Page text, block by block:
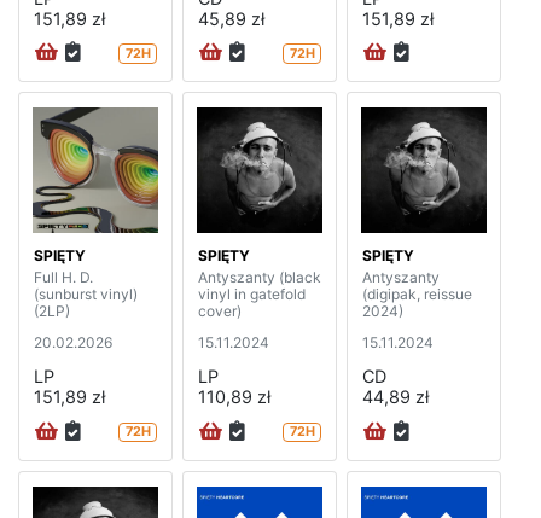
151,89 zł
72H
45,89 zł
72H
151,89 zł
SPIĘTY
Full H. D.
(sunburst vinyl)
(2LP)
20.02.2026
LP
151,89 zł
72H
SPIĘTY
Antyszanty (black
vinyl in gatefold
cover)
15.11.2024
LP
110,89 zł
72H
SPIĘTY
Antyszanty
(digipak, reissue
2024)
15.11.2024
CD
44,89 zł